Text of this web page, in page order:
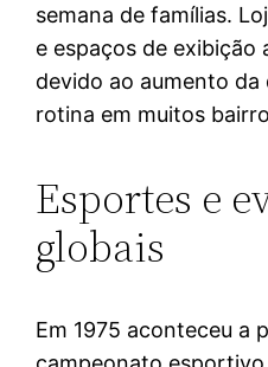
semana de famílias.
e espaços de exibição
devido ao aumento da
rotina em muitos
Esportes e
globais
Em 1975 aconteceu a